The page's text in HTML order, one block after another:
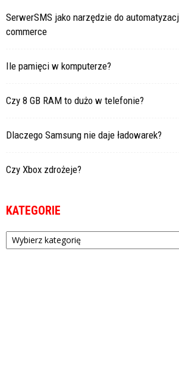
SerwerSMS jako narzędzie do
commerce
Ile pamięci w komputerze?
Czy 8 GB RAM to dużo w telefonie?
Dlaczego Samsung nie daje ładowarek?
Czy Xbox zdrożeje?
KATEGORIE
Kategorie